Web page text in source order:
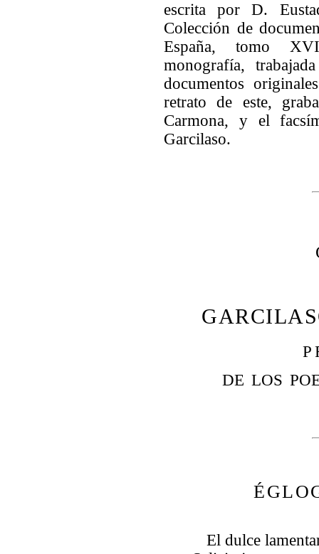
escrita por D.
Colección de
España, tomo
monografía,
documentos
retrato de este,
Carmona, y el
Garcilaso.
DE LOS
El dulce